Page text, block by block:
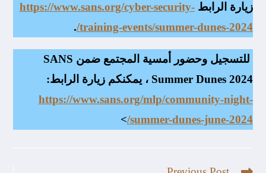
زيارة الرابطhttps://www.sans.org/cyber-security-
training-events/summer-dunes-2024/
.
للتسجيل وحضور أمسية المجتمع ضمن SANS
Summer Dunes 2024 ، يمكنكم زيارة الرابط:
https://www.sans.org/mlp/community-night-
summer-dunes-june-2024/
>